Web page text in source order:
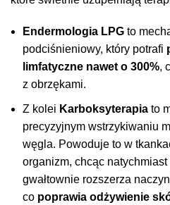
Endermologia LPG to
podciśnieniowy, który potrafi
limfatyczne nawet o 300%,
z obrzękami.
Z kolei Karboksyterapia to
precyzyjnym wstrzykiwaniu
węgla. Powoduje to w
organizm, chcąc
gwałtownie rozszerza
co poprawia odżywienie